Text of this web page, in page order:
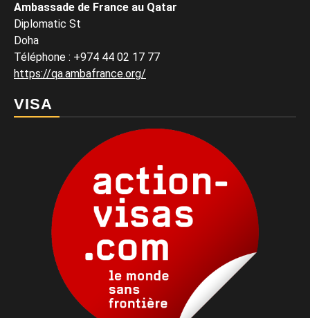
Ambassade de France au Qatar
Diplomatic St
Doha
Téléphone : +974 44 02 17 77
https://qa.ambafrance.org/
VISA